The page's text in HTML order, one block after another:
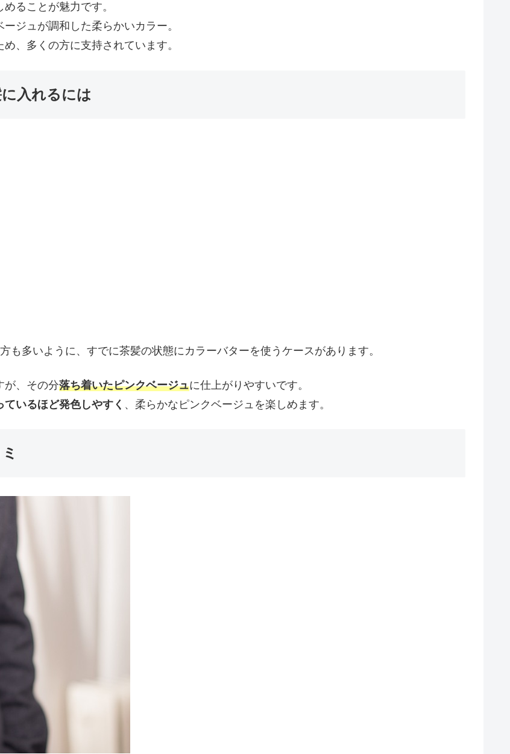
ることが魅力です。
ジュが調和した柔らかいカラー。
、多くの方に支持されています。
入れるには
も多いように、すでに茶髪の状態にカラーバターを使うケースがあります。
が、その分落ち着いたピンクベージュに仕上がりやすいです。
いるほど発色しやすく 、柔らかなピンクベージュを楽しめます。